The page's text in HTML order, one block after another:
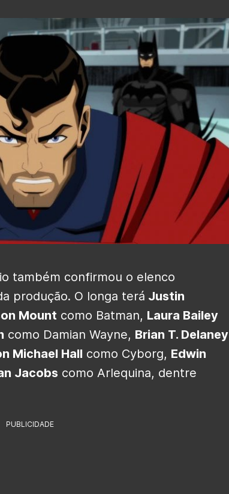
também confirmou o elenco
produção. O longa terá Justin
Mount como Batman, Laura Bailey
como Damian Wayne, Brian T. Delaney
Michael Hall como Cyborg, Edwin
Jacobs como Arlequina, dentre
PUBLICIDADE